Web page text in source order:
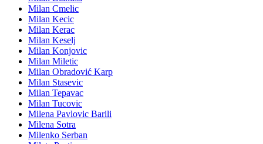
Milan Cmelic
Milan Kecic
Milan Kerac
Milan Keselj
Milan Konjovic
Milan Miletic
Milan Obradović Karp
Milan Stasevic
Milan Tepavac
Milan Tucovic
Milena Pavlovic Barili
Milena Sotra
Milenko Serban